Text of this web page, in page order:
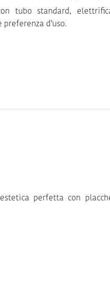
tubo standard,
d’uso.
perfetta con